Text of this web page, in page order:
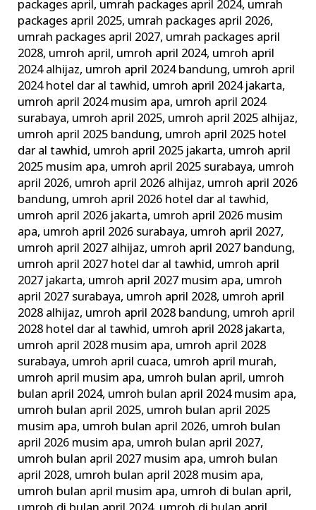
packages april, umrah packages april 2024, umrah
packages april 2025, umrah packages april 2026,
umrah packages april 2027, umrah packages april
2028, umroh april, umroh april 2024, umroh april
2024 alhijaz, umroh april 2024 bandung, umroh april
2024 hotel dar al tawhid, umroh april 2024 jakarta,
umroh april 2024 musim apa, umroh april 2024
surabaya, umroh april 2025, umroh april 2025 alhijaz,
umroh april 2025 bandung, umroh april 2025 hotel
dar al tawhid, umroh april 2025 jakarta, umroh april
2025 musim apa, umroh april 2025 surabaya, umroh
april 2026, umroh april 2026 alhijaz, umroh april 2026
bandung, umroh april 2026 hotel dar al tawhid,
umroh april 2026 jakarta, umroh april 2026 musim
apa, umroh april 2026 surabaya, umroh april 2027,
umroh april 2027 alhijaz, umroh april 2027 bandung,
umroh april 2027 hotel dar al tawhid, umroh april
2027 jakarta, umroh april 2027 musim apa, umroh
april 2027 surabaya, umroh april 2028, umroh april
2028 alhijaz, umroh april 2028 bandung, umroh april
2028 hotel dar al tawhid, umroh april 2028 jakarta,
umroh april 2028 musim apa, umroh april 2028
surabaya, umroh april cuaca, umroh april murah,
umroh april musim apa, umroh bulan april, umroh
bulan april 2024, umroh bulan april 2024 musim apa,
umroh bulan april 2025, umroh bulan april 2025
musim apa, umroh bulan april 2026, umroh bulan
april 2026 musim apa, umroh bulan april 2027,
umroh bulan april 2027 musim apa, umroh bulan
april 2028, umroh bulan april 2028 musim apa,
umroh bulan april musim apa, umroh di bulan april,